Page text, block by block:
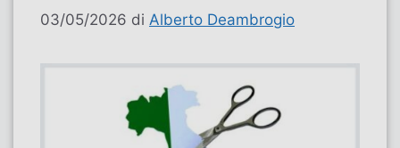
03/05/2026 di Alberto Deambrogio